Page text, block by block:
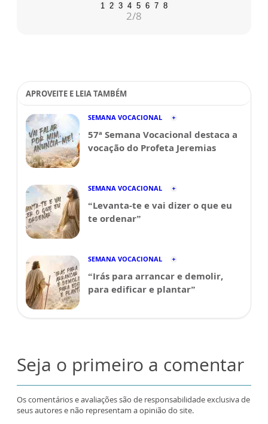
1 2 3 4 5 6 7 8
2/8
APROVEITE E LEIA TAMBÉM
SEMANA VOCACIONAL
57ª Semana Vocacional destaca a
vocação do Profeta Jeremias
SEMANA VOCACIONAL
“Levanta-te e vai dizer o que eu
te ordenar”
SEMANA VOCACIONAL
“Irás para arrancar e demolir,
para edificar e plantar”
Seja o primeiro a comentar
Os comentários e avaliações são de responsabilidade exclusiva de
seus autores e não representam a opinião do site.